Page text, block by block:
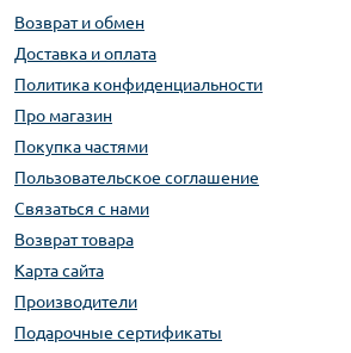
Возврат и обмен
Доставка и оплата
Политика конфиденциальности
Про магазин
Покупка частями
Пользовательское соглашение
Связаться с нами
Возврат товара
Карта сайта
Производители
Подарочные сертификаты